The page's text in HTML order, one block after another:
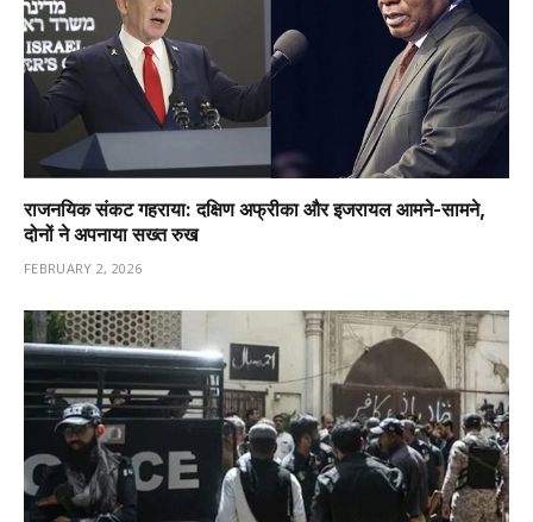
राजनयिक संकट गहराया: दक्षिण अफ्रीका और इजरायल आमने-सामने,
दोनों ने अपनाया सख्त रुख
FEBRUARY 2, 2026